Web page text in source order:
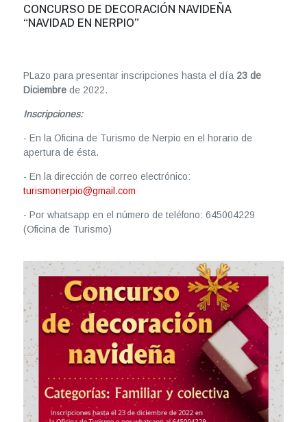
CONCURSO DE DECORACIÓN NAVIDEÑA
“NAVIDAD EN NERPIO”
PLazo para presentar inscripciones hasta el día 23 de
Diciembre de 2022.
Inscripciones:
- En la Oficina de Turismo de Nerpio en el horario de
apertura de ésta.
- En la dirección de correo electrónico:
turismonerpio@gmail.com
- Por whatsapp en el número de teléfono: 645004229
(Oficina de Turismo)